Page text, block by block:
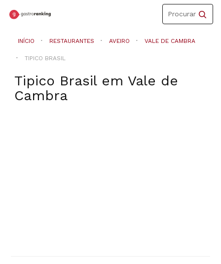
Toggle
navigation
Procurar
INÍCIO RESTAURANTES AVEIRO VALE DE CAMBRA
TIPICO BRASIL
Tipico Brasilem Vale de
Cambra